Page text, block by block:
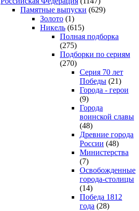
Памятные выпуски (629)
Золото (1)
Никель (615)
Полная подборка
(275)
Подборки по сериям
(270)
Серия 70 лет
Победы (21)
Города - герои
(9)
Города
воинской славы
(48)
Древние города
России (48)
Министерства
(7)
Освобожденные
города-столицы
(14)
Победа 1812
года (28)